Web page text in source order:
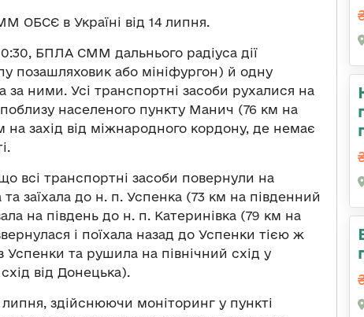
ОБСЄ в Україні від 14 липня.
БПЛА СММ дальнього радіуса дії
позашляховик або мініфургон) й одну
за ними. Усі транспортні засоби рухалися на
населеного пункту Манич (76 км на
на захід від міжнародного кордону, де немає
всі транспортні засоби повернули на
та заїхала до н. п. Успенка (73 км на південний
на південь до н. п. Катеринівка (79 км на
і поїхала назад до Успенки тією ж
Успенки та рушила на північний схід у
від Донецька).
здійснюючи моніторинг у пункті